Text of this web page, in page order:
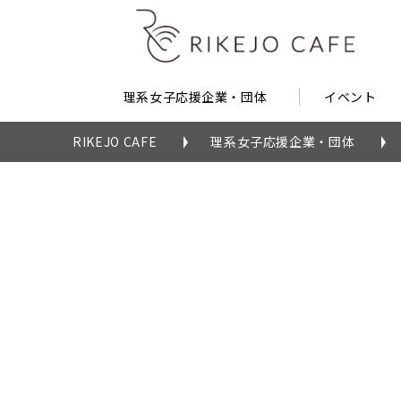
理系女子応援企業・団体 イベント
RIKEJO CAFE 理系女子応援企業・団体